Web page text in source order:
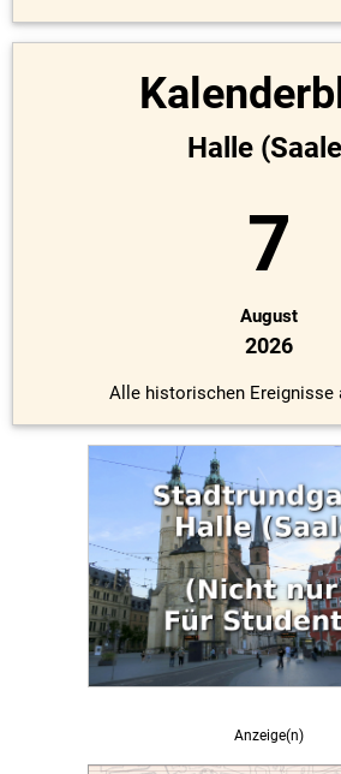
Halle
7
August
2026
Alle historischen Ereignisse
Anzeige(n)